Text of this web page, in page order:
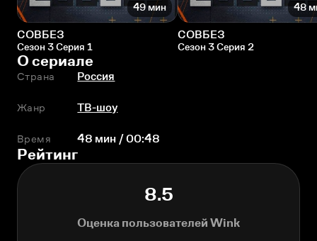
49 мин
СОВБЕЗ
Сезон 3 Серия 1
48
СОВБЕЗ
Сезон 3 Серия 2
О сериале
Страна Россия
Жанр ТВ-шоу
Время 48 мин / 00:48
Рейтинг
8.5
Оценка пользователей Wink